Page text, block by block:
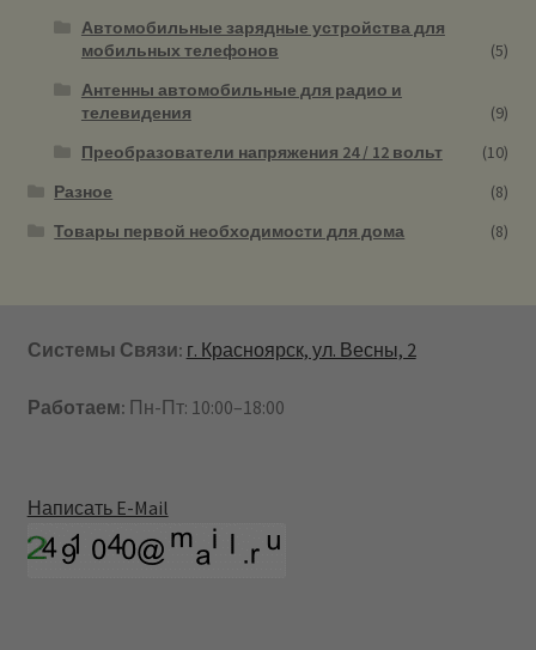
Автомобильные зарядные устройства для
мобильных телефонов
(5)
Антенны автомобильные для радио и
телевидения
(9)
Преобразователи напряжения 24 / 12 вольт
(10)
Разное
(8)
Товары первой необходимости для дома
(8)
Системы Связи: г. Красноярск, ул. Весны, 2
Работаем: Пн-Пт: 10:00–18:00
Написать E-Mail